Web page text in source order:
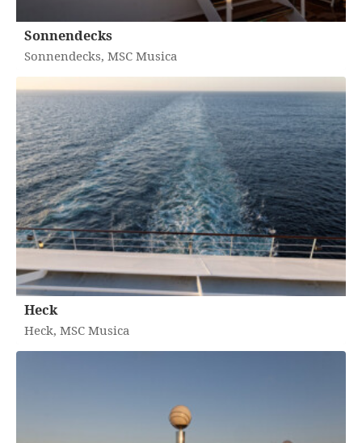
Sonnendecks
Sonnendecks, MSC Musica
Heck
Heck, MSC Musica